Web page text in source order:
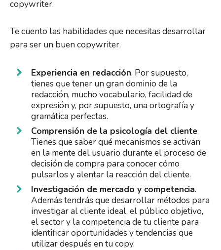
copywriter.
Te cuento las habilidades que necesitas desarrollar
para ser un buen copywriter.
Experiencia en redacción. Por supuesto,
tienes que tener un gran dominio de la
redacción, mucho vocabulario, facilidad de
expresión y, por supuesto, una ortografía y
gramática perfectas.
Comprensión de la psicología del cliente.
Tienes que saber qué mecanismos se activan
en la mente del usuario durante el proceso de
decisión de compra para conocer cómo
pulsarlos y alentar la reacción del cliente.
Investigación de mercado y competencia.
Además tendrás que desarrollar métodos para
investigar al cliente ideal, el público objetivo,
el sector y la competencia de tu cliente para
identificar oportunidades y tendencias que
utilizar después en tu copy.